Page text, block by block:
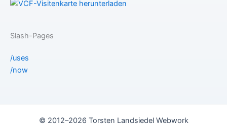
Slash-Pages
/uses
/now
© 2012–2026 Torsten Landsiedel Webwork